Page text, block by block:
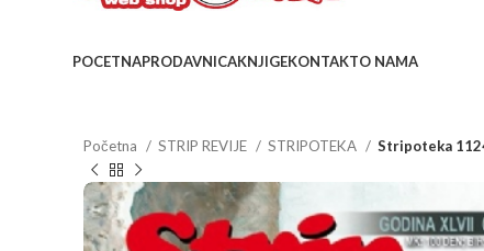
POCETNAPRODAVNICAKNJIGEKONTAKTO NAMA
Početna STRIP REVIJE STRIPOTEKA Stripoteka